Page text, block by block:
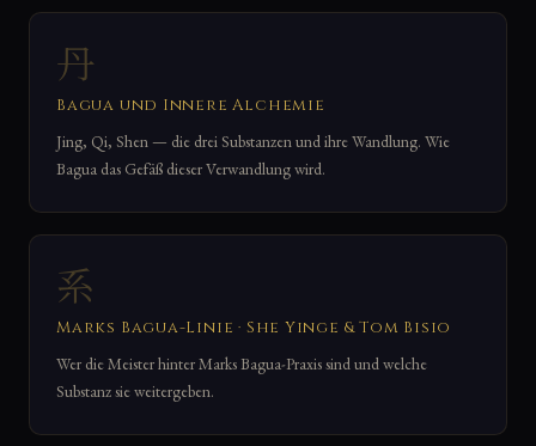
丹
Bagua und Innere Alchemie
Jing, Qi, Shen — die drei Substanzen und ihre Wandlung. Wie
Bagua das Gefäß dieser Verwandlung wird.
系
Marks Bagua-Linie · She Yinge & Tom Bisio
Wer die Meister hinter Marks Bagua-Praxis sind und welche
Substanz sie weitergeben.